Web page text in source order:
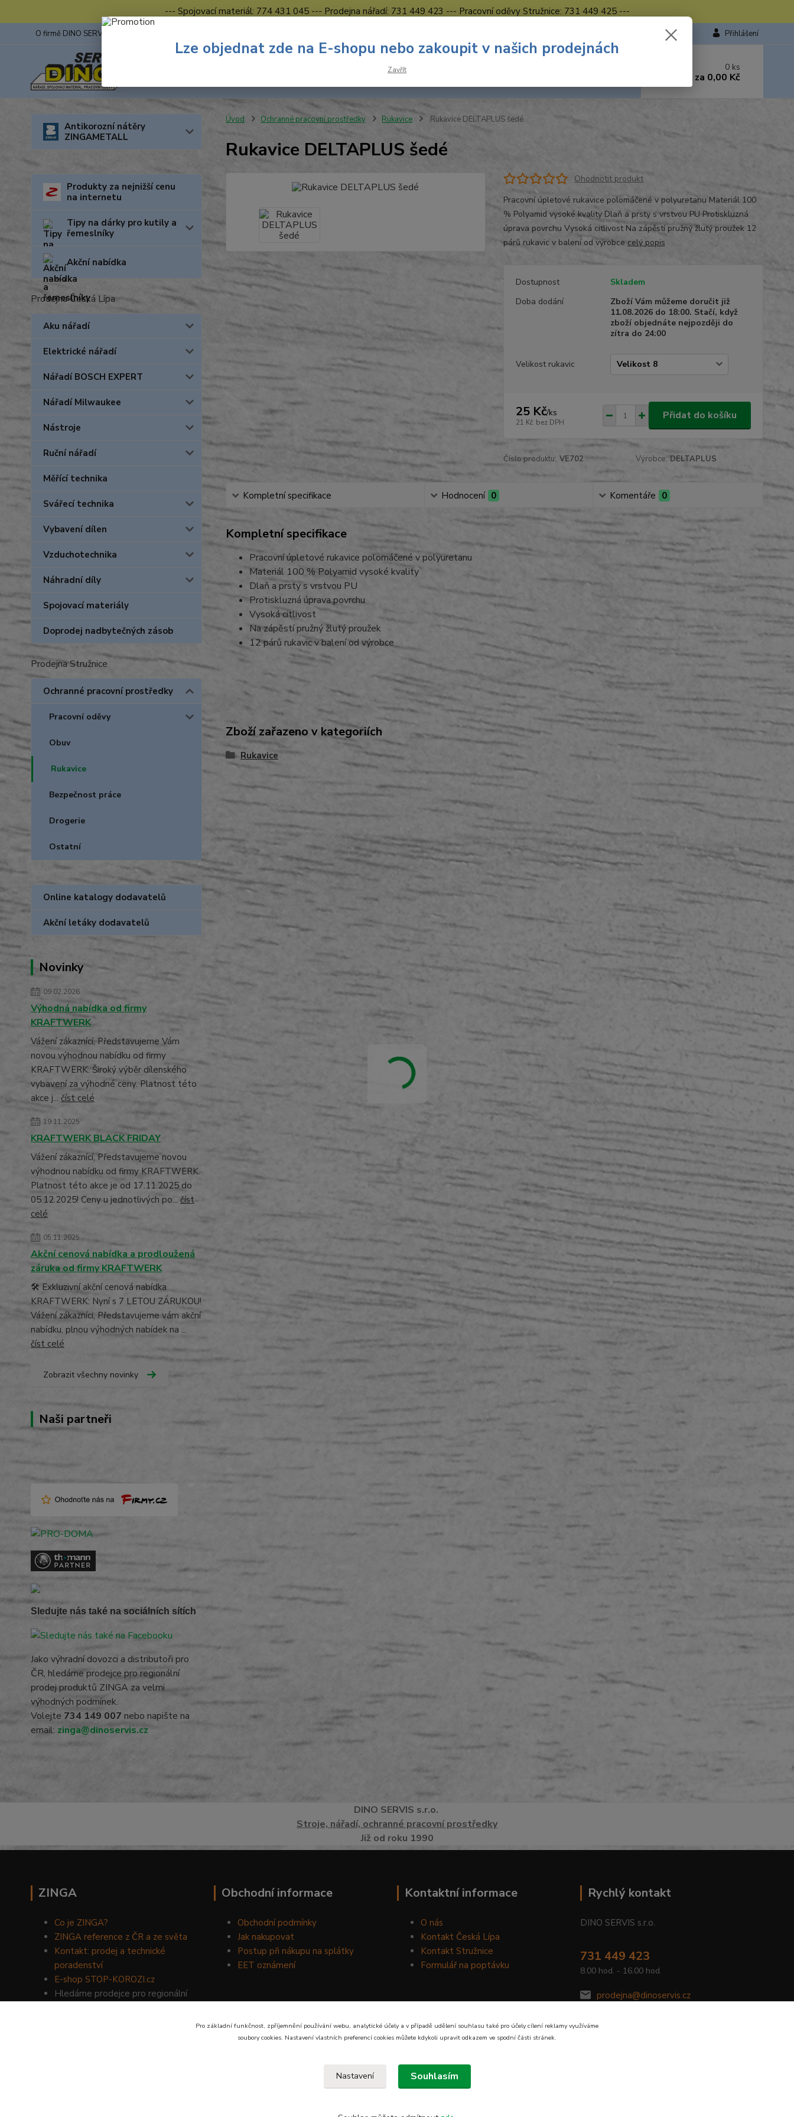
--- Spojovací materiál: 774 431 045 --- Prodejna nářadí: 731 449 423 --- Pracovní oděvy Stružnice: 731 449 425 ---
O firmě DINO SERVIS s.r.o. Přihlášení
Hledat
Nevíte si rady? Zavolejte.
0 ks
za 0,00 Kč
Antikorozní nátěry
ZINGAMETALL
Produkty za nejnižší cenu
na internetu
Tipy na dárky pro kutily a
řemeslníky
Akční nabídka
Prodejna Česká Lípa
Aku nářadí
Elektrické nářadí
Nářadí BOSCH EXPERT
Nářadí Milwaukee
Nástroje
Ruční nářadí
Měřící technika
Svářecí technika
Vybavení dílen
Vzduchotechnika
Náhradní díly
Spojovací materiály
Doprodej nadbytečných zásob
Prodejna Stružnice
Ochranné pracovní prostředky
Pracovní oděvy
Obuv
Rukavice
Bezpečnost práce
Drogerie
Ostatní
Online katalogy dodavatelů
Akční letáky dodavatelů
Novinky
09.02.2026
Výhodná nabídka od firmy
KRAFTWERK
Vážení zákaznící, Představujeme Vám
novou výhodnou nabídku od firmy
KRAFTWERK. Široký výběr dílenského
vybavení za výhodné ceny. Platnost této
akce j... číst celé
19.11.2025
KRAFTWERK BLACK FRIDAY
Vážení zákaznící, Představujeme novou
výhodnou nabídku od firmy KRAFTWERK.
Platnost této akce je od 17.11.2025 do
05.12.2025! Ceny u jednotlivých po... číst
celé
05.11.2025
Akční cenová nabídka a prodloužená
záruka od firmy KRAFTWERK
🛠️ Exkluzivní akční cenová nabídka
KRAFTWERK: Nyní s 7 LETOU ZÁRUKOU!
Vážení zákazníci, Představujeme vám akční
nabídku, plnou výhodných nabídek na ...
číst celé
Zobrazit všechny novinky
Naši partneři
Sledujte nás také na sociálních sítích
Jako výhradní dovozci a distributoři pro
ČR, hledáme prodejce pro regionální
prodej produktů ZINGA za velmi
výhodných podmínek.
Volejte 734 149 007 nebo napište na
email: zinga@dinoservis.cz
Úvod Ochranné pracovní prostředky Rukavice Rukavice DELTAPLUS šedé
Rukavice DELTAPLUS šedé
Ohodnotit produkt
Pracovní úpletové rukavice polomáčené v polyuretanu Materiál 100
% Polyamid vysoké kvality Dlaň a prsty s vrstvou PU Protiskluzná
úprava povrchu Vysoká citlivost Na zápěstí pružný žlutý proužek 12
párů rukavic v balení od výrobce celý popis
Dostupnost
Skladem
Doba dodání
Zboží Vám můžeme doručit již
11.08.2026 do 18:00. Stačí, když
zboží objednáte nejpozději do
zítra do 24:00
Velikost rukavic
25 Kč/ks
21 Kč bez DPH
Přidat do košíku
Číslo produktu: VE702 Výrobce: DELTAPLUS
Kompletní specifikace Hodnocení 0 Komentáře 0
Kompletní specifikace
Pracovní úpletové rukavice polomáčené v polyuretanu
Materiál 100 % Polyamid vysoké kvality
Dlaň a prsty s vrstvou PU
Protiskluzná úprava povrchu
Vysoká citlivost
Na zápěstí pružný žlutý proužek
12 párů rukavic v balení od výrobce
Zboží zařazeno v kategoriích
Rukavice
DINO SERVIS s.r.o.
Stroje, nářadí, ochranné pracovní prostředky
Již od roku 1990
ZINGA
Co je ZINGA?
ZINGA reference z ČR a ze světa
Kontakt: prodej a technické
poradenství
E-shop STOP-KOROZI.cz
Hledáme prodejce pro regionální
Obchodní informace
Obchodní podmínky
Jak nakupovat
Postup při nákupu na splátky
EET oznámení
Kontaktní informace
O nás
Kontakt Česká Lípa
Kontakt Stružnice
Formulář na poptávku
Rychlý kontakt
DINO SERVIS s.r.o.
731 449 423
8.00 hod. - 16.00 hod.
prodejna@dinoservis.cz
Lze objednat zde na E-shopu nebo zakoupit v našich prodejnách
Zavřít
Pro základní funkčnost, zpříjemnění používání webu, analytické účely a v případě udělení souhlasu také pro účely cílení reklamy využíváme
soubory cookies. Nastavení vlastních preferencí cookies můžete kdykoli upravit odkazem ve spodní části stránek.
Nastavení Souhlasím